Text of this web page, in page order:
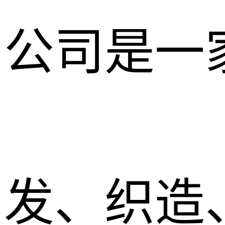
公司是一
发、织造